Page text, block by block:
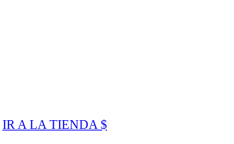
IR A LA TIENDA